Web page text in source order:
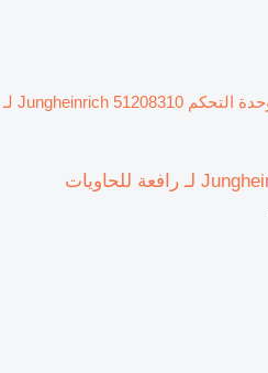
وحدة التحكم Jungheinrich 51208310 لـ